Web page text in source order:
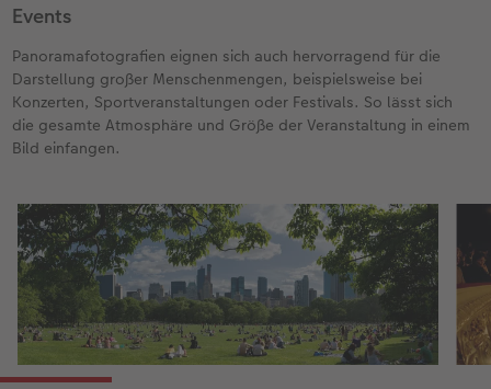
Events
Panoramafotografien eignen sich auch hervorragend für die
Darstellung großer Menschenmengen, beispielsweise bei
Konzerten, Sportveranstaltungen oder Festivals. So lässt sich
die gesamte Atmosphäre und Größe der Veranstaltung in einem
Bild einfangen.